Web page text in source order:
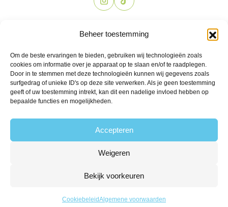
Beheer toestemming
Om de beste ervaringen te bieden, gebruiken wij technologieën zoals
cookies om informatie over je apparaat op te slaan en/of te raadplegen.
Door in te stemmen met deze technologieën kunnen wij gegevens zoals
surfgedrag of unieke ID's op deze site verwerken. Als je geen toestemming
geeft of uw toestemming intrekt, kan dit een nadelige invloed hebben op
bepaalde functies en mogelijkheden.
Accepteren
Weigeren
Bekijk voorkeuren
CookiebeleidAlgemene voorwaarden
info@the-candyshop.nl
Langestraat 106, 3811 AK, Amersfoort
© 2026 Alle rechten voorbehouden
Leveringsvoorwaarden
9,4/10 gebaseerd op 206 reviews